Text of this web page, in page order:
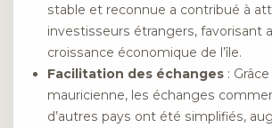
stable et reconnue a contribué à
investisseurs étrangers, favorisant
croissance économique de l’île.
Facilitation des échanges :
mauricienne, les échanges
d’autres pays ont été simplifiés,